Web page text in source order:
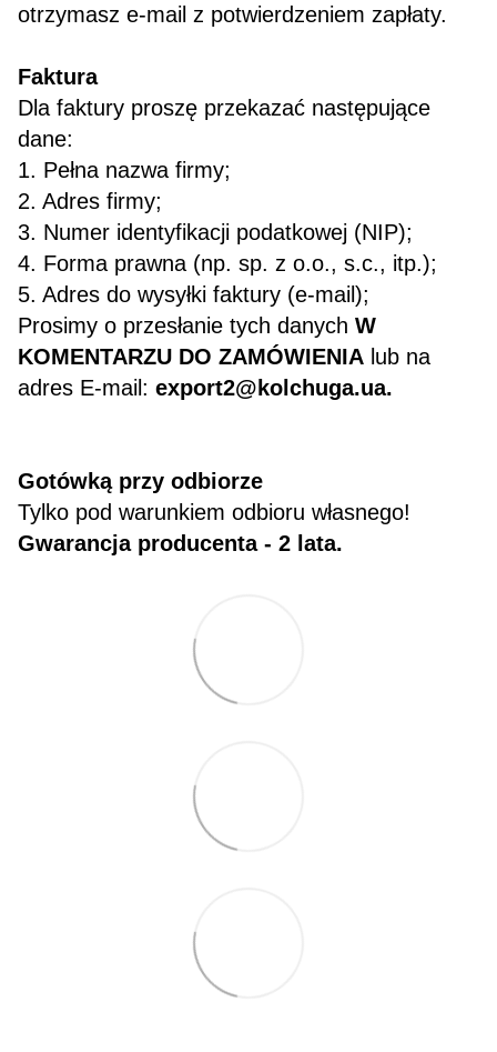
otrzymasz e-mail z potwierdzeniem zapłaty.
Faktura
Dla faktury proszę przekazać następujące
dane:
1. Pełna nazwa firmy;
2. Adres firmy;
3. Numer identyfikacji podatkowej (NIP);
4. Forma prawna (np. sp. z o.o., s.c., itp.);
5. Adres do wysyłki faktury (e-mail);
Prosimy o przesłanie tych danych W
KOMENTARZU DO ZAMÓWIENIA lub na
adres E-mail: export2@kolchuga.ua.
Gotówką przy odbiorze
Tylko pod warunkiem odbioru własnego!
Gwarancja producenta - 2 lata.